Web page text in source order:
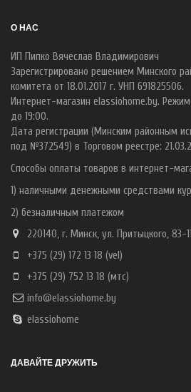
О НАС
ИП Пипко Вячеслав Владимирович
Зарегистрировано решением Минского
комитета от 18.01.2017 г. УНП 691825506.
Интернет-магазин elassiohome.by.
до 19:00.
Дата регистрации (Минским районным
под №372549) в Торговом реестре:
Способы оплаты товаров в интернет-
1) наличными денежными средствами
2) безналичным платежом
220140, г. Минск, ул. Притыцкого, 83-
+375 (29) 172 13 18 (vel)
+375 (29) 752 13 18 (мтс)
info@elassiohome.by
elassiohome
ДАВАЙТЕ ДРУЖИТЬ